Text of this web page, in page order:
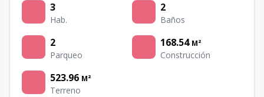
3
Hab.
2
Baños
2
Parqueo
168.54 M²
Construcción
523.96 M²
Terreno